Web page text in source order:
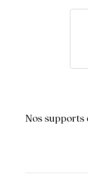
Nos supports